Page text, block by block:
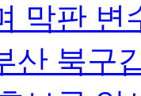
막판
산 북구